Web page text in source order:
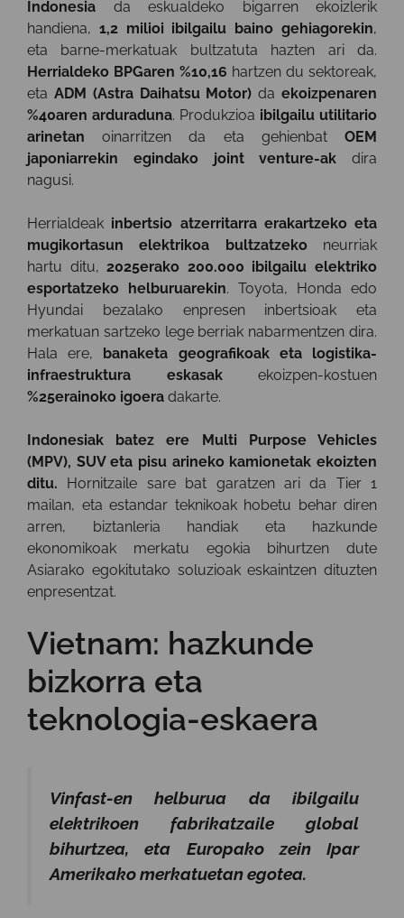
Indonesia da eskualdeko bigarren ekoizlerik
handiena, 1,2 milioi ibilgailu baino gehiagorekin,
eta barne-merkatuak bultzatuta hazten ari da.
Herrialdeko BPGaren %10,16 hartzen du sektoreak,
eta ADM (Astra Daihatsu Motor) daekoizpenaren
%40aren arduraduna. Produkzioa ibilgailu utilitario
arinetan oinarritzen da eta gehienbat OEM
japoniarrekin egindako joint venture-ak dira
nagusi.
Herrialdeak inbertsio atzerritarra erakartzeko eta
mugikortasun elektrikoa bultzatzekoneurriak
hartu ditu,2025erako 200.000 ibilgailu elektriko
esportatzeko helburuarekin. Toyota, Honda edo
Hyundai bezalako enpresen inbertsioak eta
merkatuan sartzeko lege berriak nabarmentzen dira.
Hala ere, banaketa geografikoak eta logistika-
infraestruktura eskasakekoizpen-kostuen
%25erainoko igoera dakarte.
Indonesiak batez ere Multi Purpose Vehicles
(MPV), SUV eta pisu arineko kamionetak ekoizten
ditu. Hornitzaile sare bat garatzen ari da Tier 1
mailan, eta estandar teknikoak hobetu behar diren
arren, biztanleria handiak eta hazkunde
ekonomikoak merkatu egokia bihurtzen dute
Asiarako egokitutako soluzioak eskaintzen dituzten
enpresentzat.
Vietnam: hazkunde
bizkorra eta
teknologia-eskaera
Vinfast-en helburua da ibilgailu
elektrikoen fabrikatzaile global
bihurtzea, eta Europako zein Ipar
Amerikako merkatuetan egotea.